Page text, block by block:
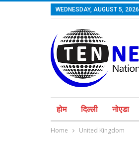
WEDNESDAY, AUGUST 5, 2026
होम दिल्ली नोएडा
Home United Kingdom